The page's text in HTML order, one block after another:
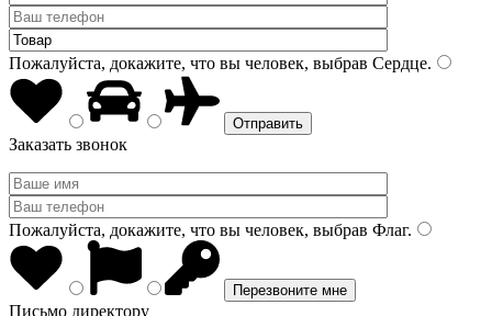
Пожалуйста, докажите, что вы человек, выбрав Сердце.
Заказать звонок
Пожалуйста, докажите, что вы человек, выбрав Флаг.
Письмо директору